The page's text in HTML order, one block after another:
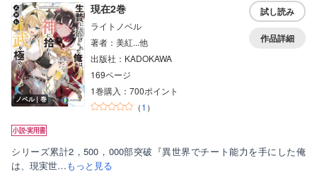
ノベル｜巻
現在2巻
ライトノベル
著者：美紅...他
出版社：KADOKAWA
169ページ
1巻購入：700ポイント
（1 ）
試し読み
作品詳細
シリーズ累計2，500，000部突破『異世界でチート能力を手にした俺
は、現実世…もっと見る